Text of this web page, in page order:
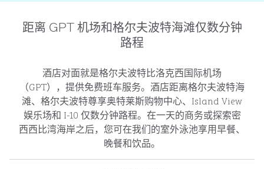
距离 GPT 机场和格尔夫波特海滩仅数分钟
路程
酒店对面就是格尔夫波特比洛克西国际机场
（GPT），提供免费班车服务。酒店距离格尔夫波特海
滩、格尔夫波特尊享奥特莱斯购物中心、Island View
娱乐场和 I-10 仅数分钟路程。在一天的商务或探索密
西西比湾海岸之后，您可在我们的室外泳池享用早餐、
晚餐和饮品。